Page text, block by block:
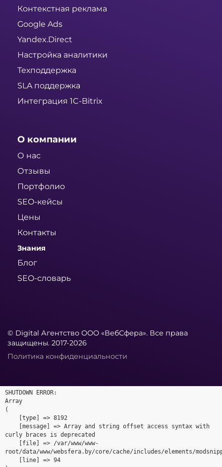
Контекстная реклама
Google Ads
Yandex.Direct
Настройка аналитики
Техподдержка
SLA поддержка
Интеграция 1C-Bitrix
О компании
О нас
Отзывы
Портфолио
SEO-кейсы
Цены
Контакты
Знания
Блог
SEO-словарь
© Digital Агентство ООО «ВебСфера». Все права
защищены. 2017-2026
Политика конфиденциальности
SHUTDOWN ERROR:
Array
(
curly braces is deprecated
root/data/www/websfera.by/core/cache/includes/elements/